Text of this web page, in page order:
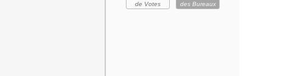
de Votes
des Bureaux